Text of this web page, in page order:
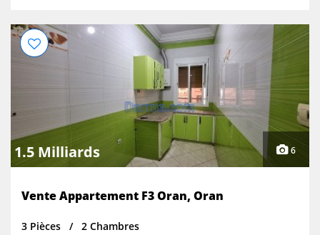
1.5 Milliards 6
Vente Appartement F3 Oran, Oran
3 Pièces
2 Chambres